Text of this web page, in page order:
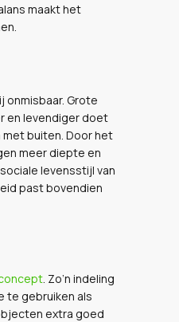
maakt het
onmisbaar. Grote
en levendiger doet
buiten. Door het
meer diepte en
levensstijl van
past bovendien
. Zo’n indeling
te gebruiken als
extra goed